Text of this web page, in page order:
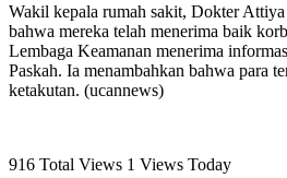
Wakil kepala rumah sakit, Dokter
bahwa mereka telah menerima baik
Lembaga Keamanan menerima
Paskah. Ia menambahkan bahwa para
ketakutan. (ucannews)
916 Total Views 1 Views Today